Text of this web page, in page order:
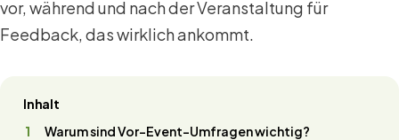
vor, während und nach der Veranstaltung für
Feedback, das wirklich ankommt.
Inhalt
Warum sind Vor-Event-Umfragen wichtig?